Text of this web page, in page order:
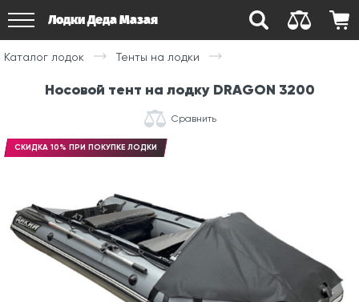
Лодки Деда Мазая
Каталог лодок Тенты на лодки
Носовой тент на лодку DRAGON 3200
Сравнить
СКИДКА 10% ПРИ ПОКУПКЕ ЛОДКИ